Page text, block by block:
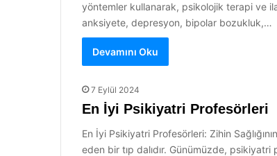
yöntemler kullanarak, psikolojik terapi ve
anksiyete, depresyon, bipolar bozukluk,…
Devamını Oku
7 Eylül 2024
En İyi Psikiyatri Profesörleri
En İyi Psikiyatri Profesörleri: Zihin
eden bir tıp dalıdır. Günümüzde,